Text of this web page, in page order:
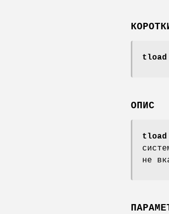
tload
ОПИС
tload
не